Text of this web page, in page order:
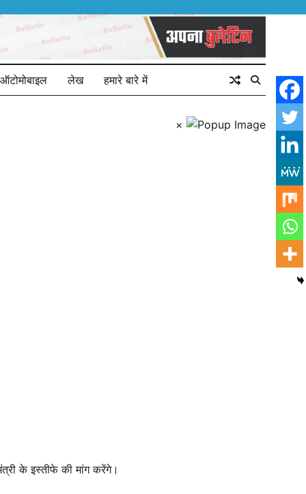
ऑटोमोबाइल लेख हमारे बारे में
के इस्तीफे की मांग करेंगे।
×